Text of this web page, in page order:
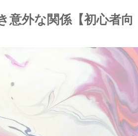
意外な関係【初心者向